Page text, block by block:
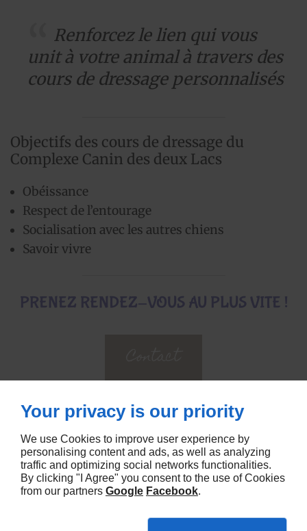
Renforcez le lien qui vous
unit à votre animal à travers des
cours de dressage personnalisés
Objectifs des cours de dressage du
Complexe Canin des deux Lacs
Obéissance
Respect de l’entourage
Socialisation avec les autres chiens
Savoir vivre
PRENEZ RENDEZ-VOUS AU PLUS VITE !
La satisfaction de nos clients est notre priorité
Your privacy is our priority
We use Cookies to improve user experience by
personalising content and ads, as well as analyzing
traffic and optimizing social networks functionalities.
By clicking "I Agree" you consent to the use of Cookies
from our partners Google Facebook.